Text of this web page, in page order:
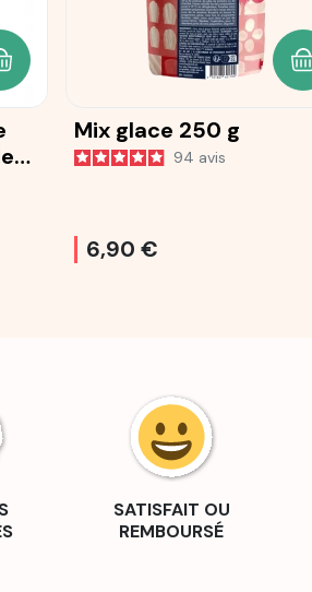
AU PANIER
Mix glace 250 g
94 avis
6,90 €
SATISFAIT OU
REMBOURSÉ